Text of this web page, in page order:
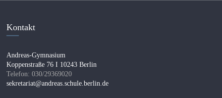
Kontakt
Andreas-Gymnasium
Koppenstraße 76 I 10243 Berlin
Telefon: 030/29369020
sekretariat@andreas.schule.berlin.de